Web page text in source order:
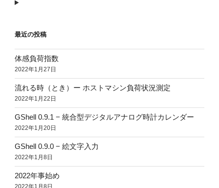
最近の投稿
体感負荷指数
2022年1月27日
流れる時（とき）ー ホストマシン負荷状況測定
2022年1月22日
GShell 0.9.1 − 統合型デジタルアナログ時計カレンダー
2022年1月20日
GShell 0.9.0 − 絵文字入力
2022年1月8日
2022年事始め